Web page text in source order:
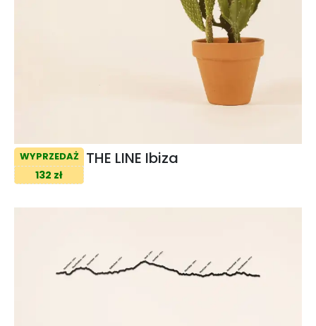
WYPRZEDAŻ
132 zł
THE LINE Ibiza